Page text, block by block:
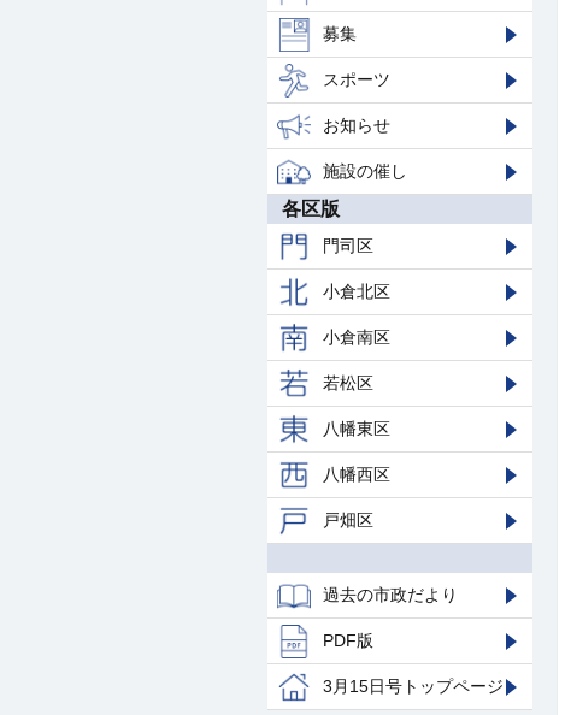
募集
スポーツ
お知らせ
施設の催し
各区版
門司区
小倉北区
小倉南区
若松区
八幡東区
八幡西区
戸畑区
過去の市政だより
PDF版
3月15日号トップページ